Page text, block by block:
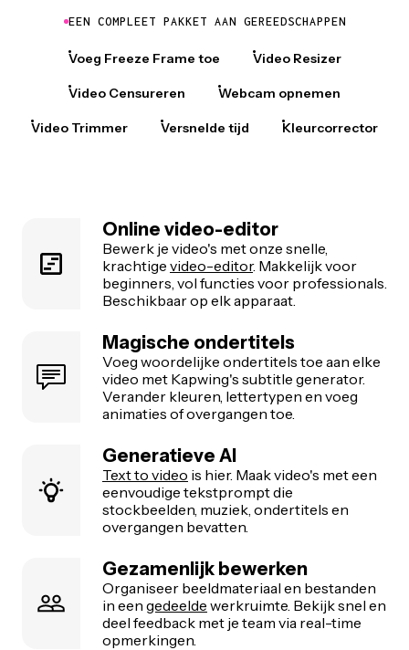
EEN COMPLEET PAKKET AAN GEREEDSCHAPPEN
Voeg Freeze Frame toe Video Resizer
Video Censureren Webcam opnemen
Video Trimmer Versnelde tijd Kleurcorrector
Online video-editor
Bewerk je video's met onze snelle,
krachtige video-editor. Makkelijk voor
beginners, vol functies voor professionals.
Beschikbaar op elk apparaat.
Magische ondertitels
Voeg woordelijke ondertitels toe aan elke
video met Kapwing's subtitle generator.
Verander kleuren, lettertypen en voeg
animaties of overgangen toe.
Generatieve AI
Text to video is hier. Maak video's met een
eenvoudige tekstprompt die
stockbeelden, muziek, ondertitels en
overgangen bevatten.
Gezamenlijk bewerken
Organiseer beeldmateriaal en bestanden
in een gedeelde werkruimte. Bekijk snel en
deel feedback met je team via real-time
opmerkingen.